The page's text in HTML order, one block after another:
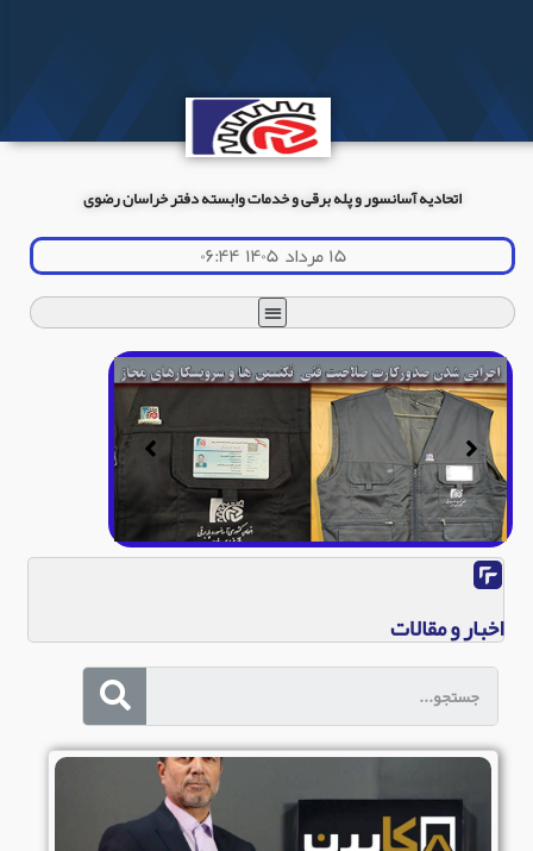
اتحادیه آسانسور و پله برقی و خدمات وابسته دفتر خراسان رضوی
۱۵ مرداد ۱۴۰۵ ۰۶:۴۴
اخبار و مقالات